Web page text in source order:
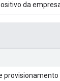
da
provisionamento